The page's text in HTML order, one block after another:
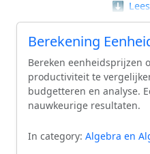
converting fractions to
help clarify complex
adjusting recipes with
Calculator or calculating
Calculator, you’ll find a
tailored to various
these tools at your
performing conversion
⬇️
Berekening
Bereken eenheidsprijzen
productiviteit te
budgetteren en analyse.
nauwkeurige resultaten.
In category: Algebra en